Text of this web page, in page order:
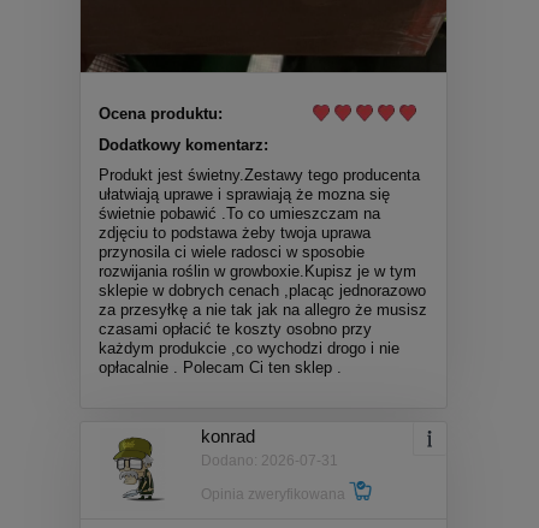
Ocena produktu:
Dodatkowy komentarz:
Produkt jest świetny.Zestawy tego producenta
ułatwiają uprawe i sprawiają że mozna się
świetnie pobawić .To co umieszczam na
zdjęciu to podstawa żeby twoja uprawa
przynosila ci wiele radosci w sposobie
rozwijania roślin w growboxie.Kupisz je w tym
sklepie w dobrych cenach ,placąc jednorazowo
za przesyłkę a nie tak jak na allegro że musisz
czasami opłacić te koszty osobno przy
każdym produkcie ,co wychodzi drogo i nie
opłacalnie . Polecam Ci ten sklep .
konrad
Dodano: 2026-07-31
Opinia zweryfikowana